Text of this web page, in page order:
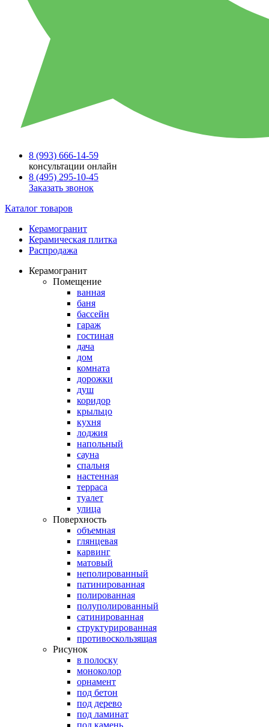
8 (993) 666-14-59
консультации онлайн
8 (495) 295-10-45
Заказать звонок
Каталог товаров
Керамогранит
Керамическая плитка
Распродажа
Керамогранит
Помещение
ванная
баня
бассейн
гараж
гостиная
дача
дом
комната
дорожки
душ
коридор
крыльцо
кухня
лоджия
напольный
сауна
спальня
настенная
терраса
туалет
улица
Поверхность
объемная
глянцевая
карвинг
матовый
неполированный
патинированная
полированная
полуполированный
сатинированная
структурированная
противоскользящая
Рисунок
в полоску
моноколор
орнамент
под бетон
под дерево
под ламинат
под камень